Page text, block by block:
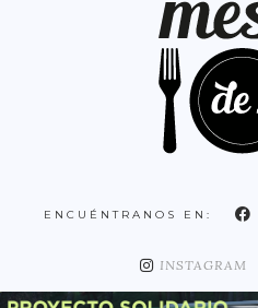
COMUNIDAD DE MADRID
DISTRITO ARGANZUELA
DISTRITO CHAMARTÍN
ENCUÉNTRANOS EN:
INSTAGRAM